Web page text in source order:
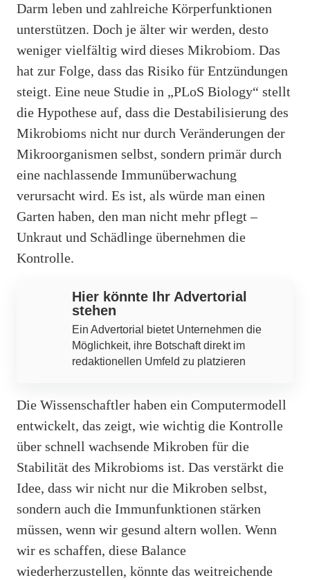
Darm leben und zahlreiche Körperfunktionen
unterstützen. Doch je älter wir werden, desto
weniger vielfältig wird dieses Mikrobiom. Das
hat zur Folge, dass das Risiko für Entzündungen
steigt. Eine neue Studie in „PLoS Biology“ stellt
die Hypothese auf, dass die Destabilisierung des
Mikrobioms nicht nur durch Veränderungen der
Mikroorganismen selbst, sondern primär durch
eine nachlassende Immunüberwachung
verursacht wird. Es ist, als würde man einen
Garten haben, den man nicht mehr pflegt –
Unkraut und Schädlinge übernehmen die
Kontrolle.
Hier könnte Ihr Advertorial
stehen
Ein Advertorial bietet Unternehmen die
Möglichkeit, ihre Botschaft direkt im
redaktionellen Umfeld zu platzieren
Die Wissenschaftler haben ein Computermodell
entwickelt, das zeigt, wie wichtig die Kontrolle
über schnell wachsende Mikroben für die
Stabilität des Mikrobioms ist. Das verstärkt die
Idee, dass wir nicht nur die Mikroben selbst,
sondern auch die Immunfunktionen stärken
müssen, wenn wir gesund altern wollen. Wenn
wir es schaffen, diese Balance
wiederherzustellen, könnte das weitreichende